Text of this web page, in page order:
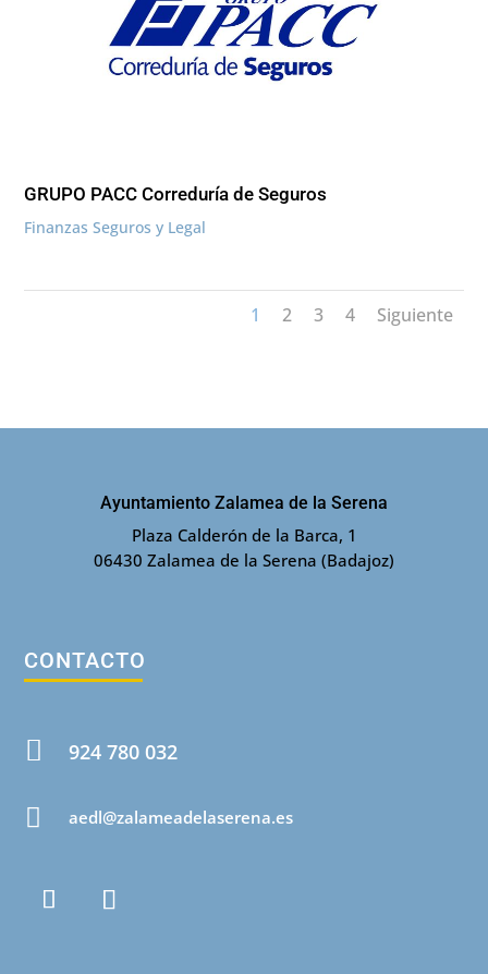
GRUPO PACC Correduría de Seguros
Finanzas Seguros y Legal
1 2 3 4 Siguiente
Ayuntamiento Zalamea de la Serena
Plaza Calderón de la Barca, 1
06430 Zalamea de la Serena (Badajoz)
CONTACTO
 924 780 032
 aedl@zalameadelaserena.es